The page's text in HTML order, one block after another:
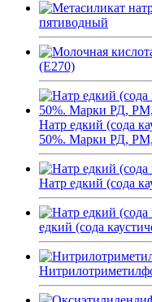
пятиводный
(Е270)
Натр едкий (сода
50%. Марки РД,
Натр едкий (сода
едкий (сода